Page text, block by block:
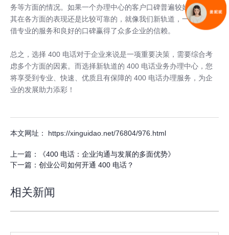
务等方面的情况。如果一个办理中心的客户口碑普遍较好，那说明
其在各方面的表现还是比较可靠的，就像我们新轨道，一直以来凭
借专业的服务和良好的口碑赢得了众多企业的信赖。
总之，选择 400 电话对于企业来说是一项重要决策，需要综合考
虑多个方面的因素。而选择新轨道的 400 电话业务办理中心，您
将享受到专业、快速、优质且有保障的 400 电话办理服务，为企
业的发展助力添彩！
本文网址： https://xinguidao.net/76804/976.html
上一篇：
《400 电话：企业沟通与发展的多面优势》
下一篇： 创业公司如何开通 400 电话？
相关新闻